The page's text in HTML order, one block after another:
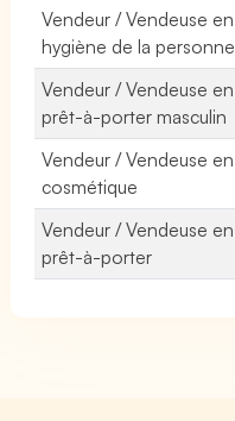
Vendeur / Vendeuse en
hygiène de la personne
Vendeur / Vendeuse en
prêt-à-porter masculin
Vendeur / Vendeuse en
cosmétique
Vendeur / Vendeuse en
prêt-à-porter